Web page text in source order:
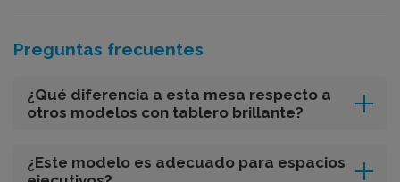
Preguntas frecuentes
¿Qué diferencia a esta mesa respecto a
otros modelos con tablero brillante?
¿Este modelo es adecuado para espacios